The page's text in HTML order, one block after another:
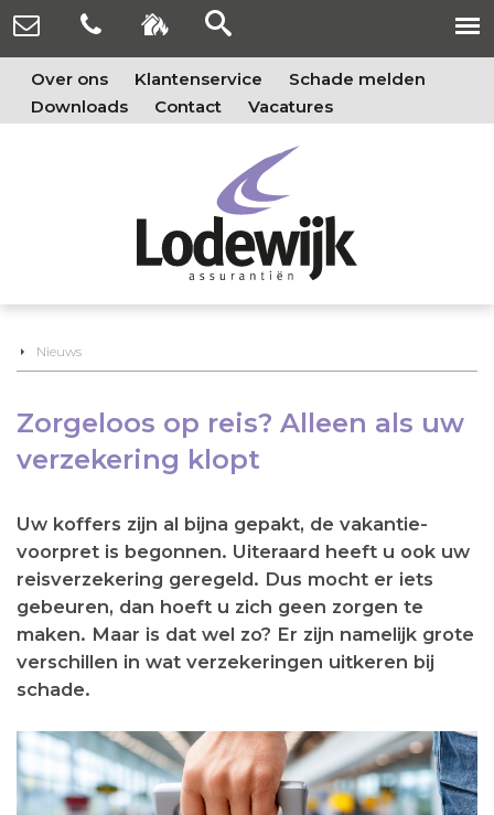
Over ons Klantenservice
Schade melden
Downloads
Contact Vacatures
Nieuws
Zorgeloos op reis? Alleen als uw
verzekering klopt
Uw koffers zijn al bijna gepakt, de vakantie-
voorpret is begonnen. Uiteraard heeft u ook uw
reisverzekering geregeld. Dus mocht er iets
gebeuren, dan hoeft u zich geen zorgen te
maken. Maar is dat wel zo? Er zijn namelijk grote
verschillen in wat verzekeringen uitkeren bij
schade.